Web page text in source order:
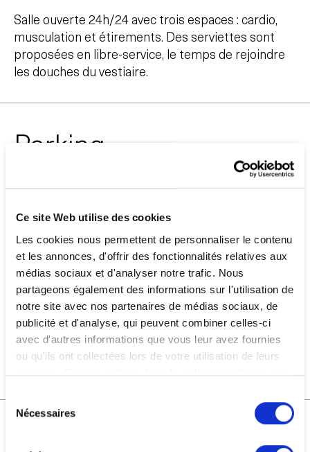
Ce site Web utilise des cookies
Les cookies nous permettent de personnaliser le contenu
et les annonces, d'offrir des fonctionnalités relatives aux
médias sociaux et d'analyser notre trafic. Nous
partageons également des informations sur l'utilisation de
notre site avec nos partenaires de médias sociaux, de
publicité et d'analyse, qui peuvent combiner celles-ci
avec d'autres informations que vous leur avez fournies
ou qu'ils ont collectées lors de votre utilisation de leurs
services. Comme indiqué dansla politique relative aux
cliquant sur « tout autoriser » ; vous refusez ce dépôt de
cookies (sauf cookies nécessaires) en cliquant sur « tout
Sélection
Nécessaires
Salle ouverte 24h/24 avec trois espaces : cardio,
musculation et étirements. Des serviettes sont
proposées en libre-service, le temps de rejoindre
les douches du vestiaire.
Parking
Réserver
50 places disponibles dont 12 places électriques
Parking vélos dans la cour
Tarifs voitures : 25€
Pressing